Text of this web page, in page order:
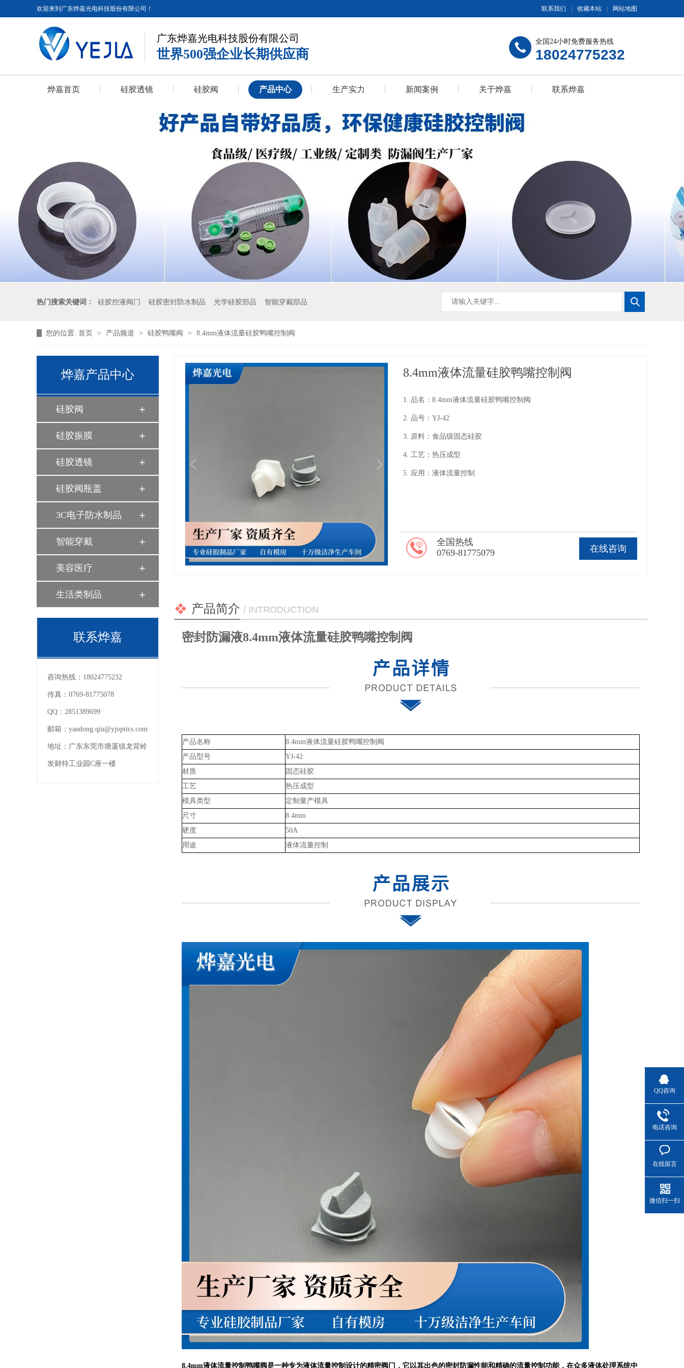
联系我们 收藏本站 网站地图
欢迎来到广东烨嘉光电科技股份有限公司！
广东烨嘉光电科技股份有限公司
世界500强企业长期供应商
全国24小时免费服务热线
18024775232
烨嘉首页 硅胶透镜 硅胶阀 产品中心 生产实力 新闻案例 关于烨嘉 联系烨嘉
热门搜索关键词： 硅胶控液阀门 硅胶密封防水制品 光学硅胶部品 智能穿戴部品
您的位置: 首页 > 产品频道 > 硅胶鸭嘴阀 > 8.4mm液体流量硅胶鸭嘴控制阀
烨嘉产品中心
硅胶阀
硅胶振膜
硅胶透镜
硅胶阀瓶盖
3C电子防水制品
智能穿戴
美容医疗
生活类制品
联系烨嘉
咨询热线： 18024775232
传真： 0769-81775078
QQ： 2851389699
邮箱： yandong.qiu@yjoptics.com
地址： 广东东莞市塘厦镇龙背岭
发财特工业园C座一楼
3/4
8.4mm液体流量硅胶鸭嘴控制阀
1. 品名：8.4mm液体流量硅胶鸭嘴控制阀
2. 品号：YJ-42
3. 原料：食品级固态硅胶
4. 工艺：热压成型
5. 应用：液体流量控制
在线咨询
全国热线
0769-81775079
产品简介 / INTRODUCTION
密封防漏液8.4mm液体流量硅胶鸭嘴控制阀
产品名称
8.4mm液体流量硅胶鸭嘴控制阀
产品型号
YJ-42
材质
固态硅胶
工艺
热压成型
模具类型
定制量产模具
尺寸
8.4mm
硬度
50A
用途
液体流量控制
8.4mm液体流量控制鸭嘴阀是一种专为液体流量控制设计的精密阀门，它以其出色的密封防漏性能和精确的流量控制功能，在众多液体处理系统中
QQ咨询
电话咨询
在线留言
微信扫一扫